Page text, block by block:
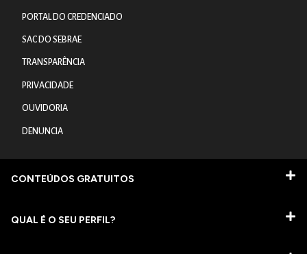
PORTAL DO CREDENCIADO
SAC DO SEBRAE
TRANSPARÊNCIA
PRIVACIDADE
OUVIDORIA
DENUNCIA
CONTEÚDOS GRATUITOS
QUAL É O SEU PERFIL?